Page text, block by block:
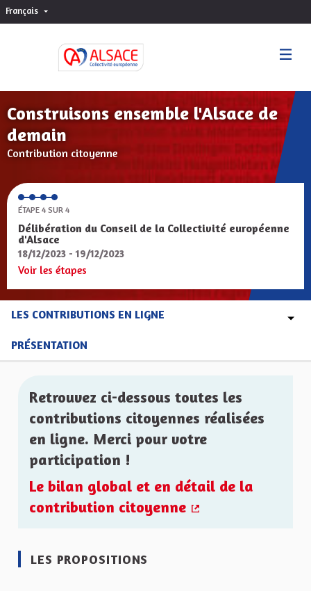
Français Choisir la langue
Construisons ensemble l'Alsace de
demain
Contribution citoyenne
ÉTAPE 4 SUR 4
Délibération du Conseil de la Collectivité européenne
d'Alsace
18/12/2023 - 19/12/2023
Voir les étapes
LES CONTRIBUTIONS EN LIGNE
PRÉSENTATION
Retrouvez ci-dessous toutes les
contributions citoyennes réalisées
en ligne. Merci pour votre
participation !
Le bilan global et en détail de la
contribution citoyenne
LES PROPOSITIONS